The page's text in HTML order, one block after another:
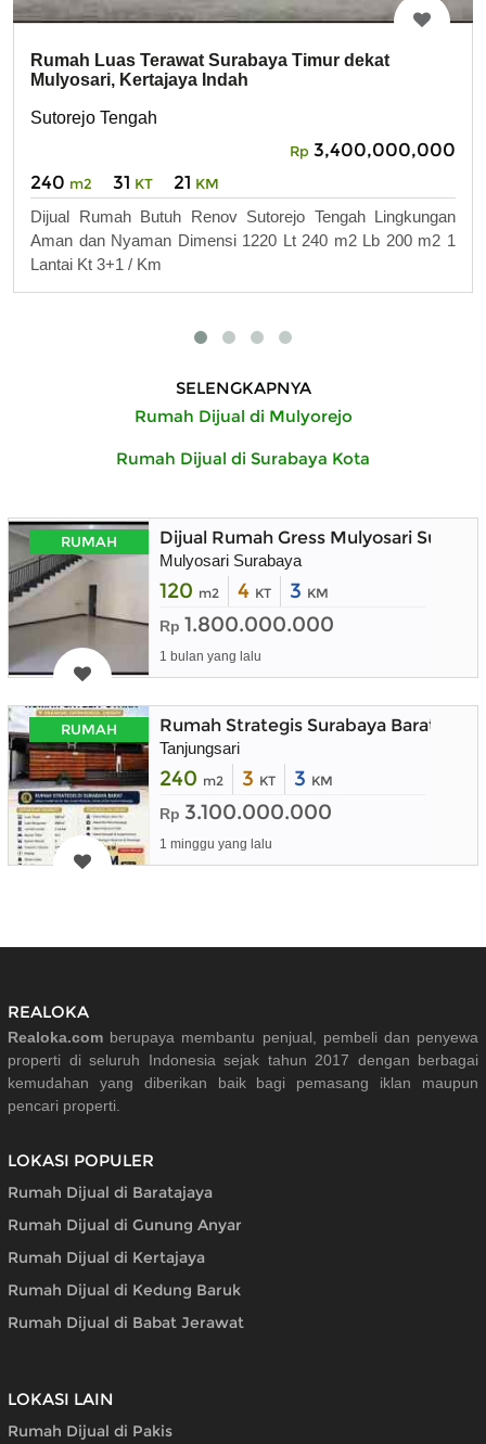
Rumah Luas Terawat Surabaya Timur dekat
Mulyosari, Kertajaya Indah
Sutorejo Tengah
Rp 3,400,000,000
240 m2 31 KT 21 KM
Dijual Rumah Butuh Renov Sutorejo Tengah Lingkungan
Aman dan Nyaman Dimensi 1220 Lt 240 m2 Lb 200 m2 1
Lantai Kt 3+1 / Km
SELENGKAPNYA
Rumah Dijual di Mulyorejo
Rumah Dijual di Surabaya Kota
RUMAH Dijual Rumah Gress Mulyosari
Mulyosari Surabaya
120 m2 4 KT 3 KM
Rp 1.800.000.000
1 bulan yang lalu
RUMAH Rumah Strategis Surabaya Barat
Tanjungsari
240 m2 3 KT 3 KM
Rp 3.100.000.000
1 minggu yang lalu
REALOKA
Realoka.com berupaya membantu penjual, pembeli dan penyewa
properti di seluruh Indonesia sejak tahun 2017 dengan berbagai
kemudahan yang diberikan baik bagi pemasang iklan maupun
pencari properti.
LOKASI POPULER
Rumah Dijual di Baratajaya
Rumah Dijual di Gunung Anyar
Rumah Dijual di Kertajaya
Rumah Dijual di Kedung Baruk
Rumah Dijual di Babat Jerawat
LOKASI LAIN
Rumah Dijual di Pakis